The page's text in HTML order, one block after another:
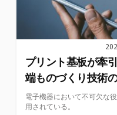
プリント基板が牽
端ものづくり技術
電子機器において不可欠な
用されている。